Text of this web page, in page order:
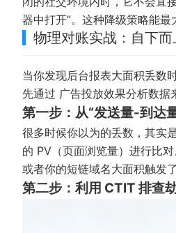
器中打开”。这种降级策略能
物理对账实战：自下
当你发现后台报表大面积丢数
先通过 广告投放效果分析数据
第一步：从“发送量-到达
很多时候你以为的丢数，其实
的 PV（页面浏览量）进行比
或者你的短链域名大面积触发
第二步：利用 CTIT 排查